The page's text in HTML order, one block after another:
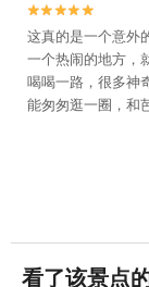


这真的是一个意外
一个热闹的地方，
喝喝一路，很多神
能匆匆逛一圈，和
看了该景点